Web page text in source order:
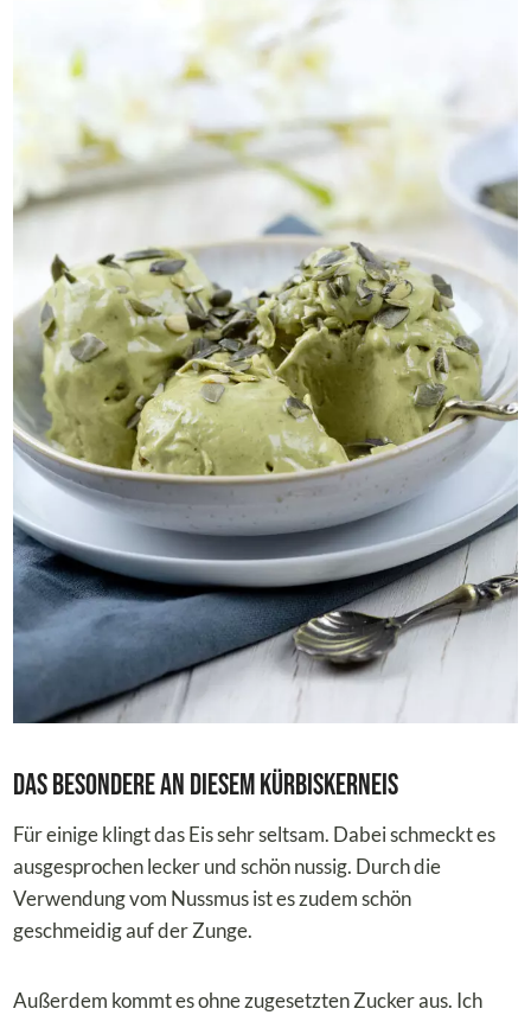
Das Besondere an diesem Kürbiskerneis
Für einige klingt das Eis sehr seltsam. Dabei schmeckt es
ausgesprochen lecker und schön nussig. Durch die
Verwendung vom Nussmus ist es zudem schön
geschmeidig auf der Zunge.
Außerdem kommt es ohne zugesetzten Zucker aus. Ich